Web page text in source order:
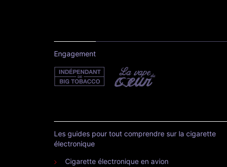
Engagement
Les guides pour tout comprendre sur la cigarette
électronique
Cigarette électronique en avion